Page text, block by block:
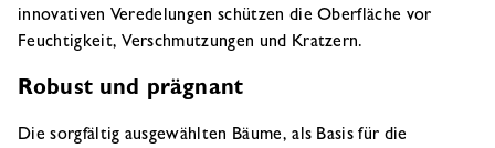
innovativen Veredelungen schützen die Oberfläche vor
Feuchtigkeit, Verschmutzungen und Kratzern.
Robust und prägnant
Die sorgfältig ausgewählten Bäume, als Basis für die